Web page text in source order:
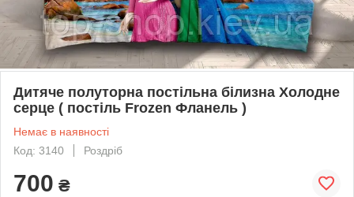
Дитяче полуторна постільна білизна Холодне
серце ( постіль Frozen Фланель )
Немає в наявності
Код: 3140
Роздріб
700 ₴